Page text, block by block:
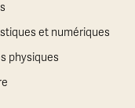
et numériques
physiques